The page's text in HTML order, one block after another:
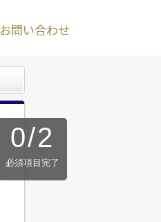
お問い合わせ
0/2
必須項目完了